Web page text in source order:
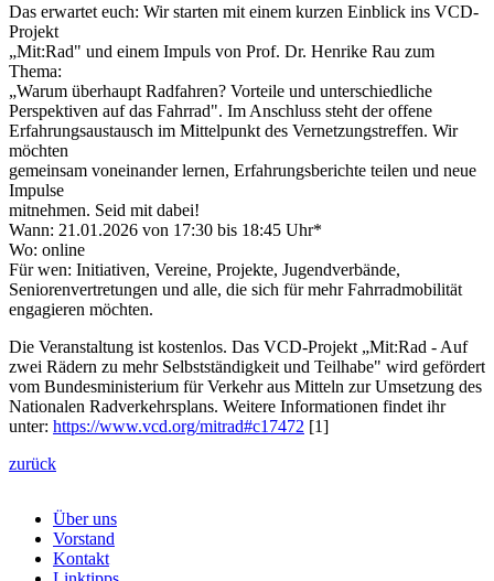
Das erwartet euch: Wir starten mit einem kurzen Einblick ins VCD-
Projekt
„Mit:Rad" und einem Impuls von Prof. Dr. Henrike Rau zum
Thema:
„Warum überhaupt Radfahren? Vorteile und unterschiedliche
Perspektiven auf das Fahrrad". Im Anschluss steht der offene
Erfahrungsaustausch im Mittelpunkt des Vernetzungstreffen. Wir
möchten
gemeinsam voneinander lernen, Erfahrungsberichte teilen und neue
Impulse
mitnehmen. Seid mit dabei!
Wann: 21.01.2026 von 17:30 bis 18:45 Uhr*
Wo: online
Für wen: Initiativen, Vereine, Projekte, Jugendverbände,
Seniorenvertretungen und alle, die sich für mehr Fahrradmobilität
engagieren möchten.
Die Veranstaltung ist kostenlos. Das VCD-Projekt „Mit:Rad - Auf
zwei Rädern zu mehr Selbstständigkeit und Teilhabe" wird gefördert
vom Bundesministerium für Verkehr aus Mitteln zur Umsetzung des
Nationalen Radverkehrsplans. Weitere Informationen findet ihr
unter: https://www.vcd.org/mitrad#c17472 [1]
zurück
Über uns
Vorstand
Kontakt